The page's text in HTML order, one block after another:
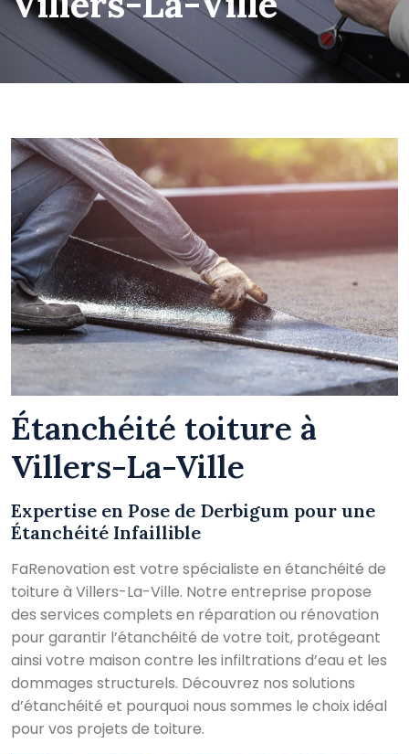
Étanchéité toiture à
Villers-La-Ville
Expertise en Pose de Derbigum pour une
Étanchéité Infaillible
FaRenovation est votre spécialiste en étanchéité de
toiture à Villers-La-Ville. Notre entreprise propose
des services complets en réparation ou rénovation
pour garantir l’étanchéité de votre toit, protégeant
ainsi votre maison contre les infiltrations d’eau et les
dommages structurels. Découvrez nos solutions
d’étanchéité et pourquoi nous sommes le choix idéal
pour vos projets de toiture.